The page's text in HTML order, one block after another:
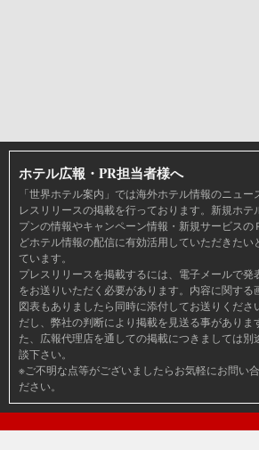
ホテル広報・PR担当者様へ
「世界ホテル案内」では海外ホテル情報のニュー
レスリリースの掲載を行っております。新規ホテ
プンの情報やキャンペーン情報・新規サービスの
どホテル情報の配信に有効活用していただきたい
ています。
プレスリリースを掲載するには、電子メールで発
をお送りいただく必要があります。内容に関する
図表もありましたら同時に添付してお送りくださ
だし、弊社の判断により掲載を見送る事がありま
た、広報代理店を通しての掲載につきましては別
談下さい。
※ご不明な点等がございましたらお気軽にお問い
ださい。